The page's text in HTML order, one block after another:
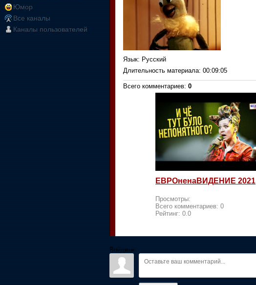
Юмор
Все каналы
Каналы пользователей
Язык: Русский
Длительность материала: 00:09:05
Всего комментариев: 0
ЕВРОненаВИДЕНИЕ 2021
Просмотры:
Всего комментариев: 0
Рейтинг: 0.0
Войдите: